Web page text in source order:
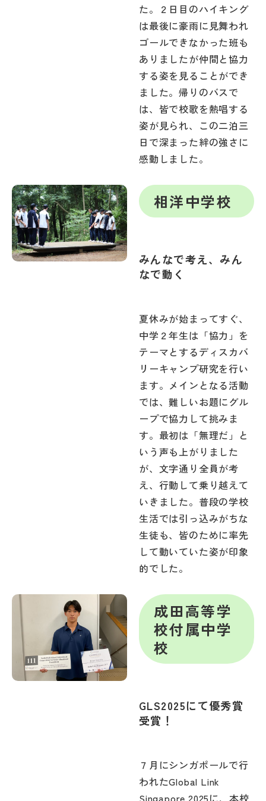
た。２日目のハイキング
は最後に豪雨に見舞われ
ゴールできなかった班も
ありましたが仲間と協力
する姿を見ることができ
ました。帰りのバスで
は、皆で校歌を熱唱する
姿が見られ、この二泊三
日で深まった絆の強さに
感動しました。
相洋中学校
みんなで考え、みん
なで動く
夏休みが始まってすぐ、
中学２年生は「協力」を
テーマとするディスカバ
リーキャンプ研究を行い
ます。メインとなる活動
では、難しいお題にグル
ープで協力して挑みま
す。最初は「無理だ」と
いう声も上がりました
が、文字通り全員が考
え、行動して乗り越えて
いきました。普段の学校
生活では引っ込みがちな
生徒も、皆のために率先
して動いていた姿が印象
的でした。
成田高等学
校付属中学
校
GLS2025にて優秀賞
受賞！
７月にシンガポールで行
われたGlobal Link
Singapore 2025に、本校